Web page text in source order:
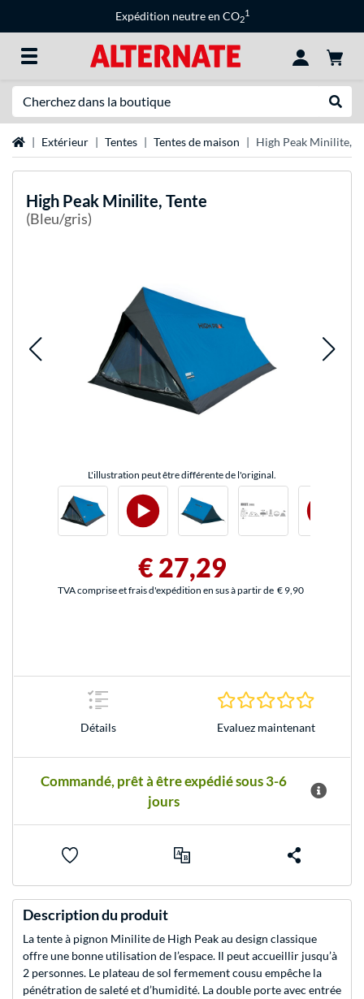
Expédition neutre en CO2
1
Page d'accueil
Extérieur Tentes Tentes de maison High Peak Minilite,
High Peak Minilite, Tente
(Bleu/gris)
L'illustration peut être différente de l'original.
€ 27,29
TVA comprise et frais d'expédition en sus à partir de € 9,90
Détails Evaluez maintenant
Commandé, prêt à être expédié sous 3-6
jours
Description du produit
La tente à pignon Minilite de High Peak au design classique
offre une bonne utilisation de l’espace. Il peut accueillir jusqu’à
2 personnes. Le plateau de sol fermement cousu empêche la
pénétration de saleté et d’humidité. La double porte avec entrée